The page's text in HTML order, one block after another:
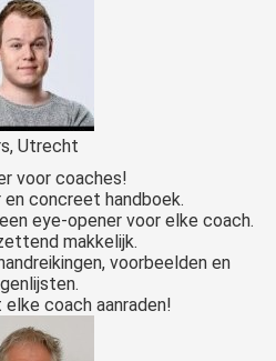
Utrecht
voor coaches!
en concreet handboek.
eye-opener voor elke coach.
makkelijk.
voorbeelden en
elke coach aanraden!